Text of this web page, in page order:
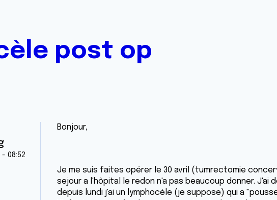
post op
08:52
Bonjour,
Je me suis faites opérer le 30 avril (tumrectomie
sejour a l'hôpital le redon n'a pas beaucoup donner. J'ai
depuis lundi j'ai un lymphocèle (je suppose) qui a